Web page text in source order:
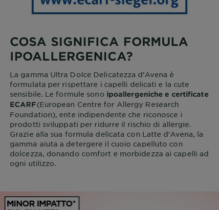
COSA SIGNIFICA FORMULA
IPOALLERGENICA?
La gamma Ultra Dolce Delicatezza d’Avena è
formulata per rispettare i capelli delicati e la cute
sensibile. Le formule sono ipoallergeniche e certificate
ECARF(European Centre for Allergy Research
Foundation), ente indipendente che riconosce i
prodotti sviluppati per ridurre il rischio di allergie.
Grazie alla sua formula delicata con Latte d’Avena, la
gamma aiuta a detergere il cuoio capelluto con
dolcezza, donando comfort e morbidezza ai capelli ad
ogni utilizzo.